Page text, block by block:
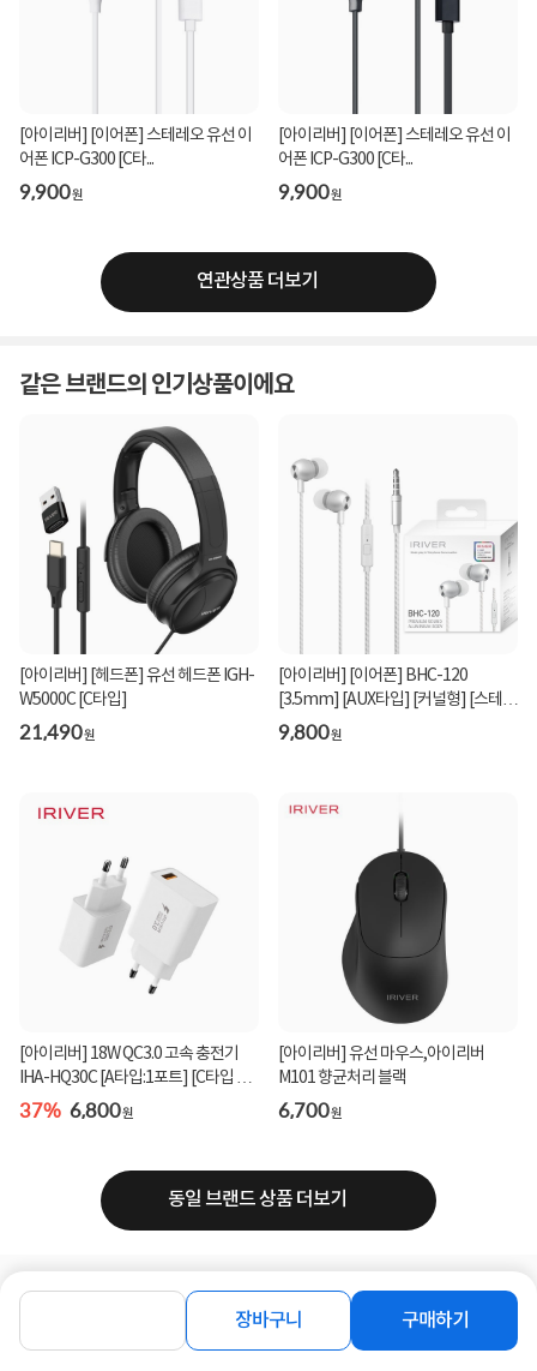
장바구니 구매하기
[아이리버] [이어폰] 스테레오 유선 이
어폰 ICP-G300 [C타...
9,900원
[아이리버] [이어폰] 스테레오 유선 이
어폰 ICP-G300 [C타...
9,900원
연관상품 더보기
같은 브랜드의 인기상품이에요
[아이리버] [헤드폰] 유선 헤드폰 IGH-
W5000C [C타입]
21,490원
[아이리버] [이어폰] BHC-120
[3.5mm] [AUX타입] [커널형] [스테레
오] [화이트]
9,800원
[아이리버] 18W QC3.0 고속 충전기
IHA-HQ30C [A타입:1포트] [C타입 케
이블포함]
37% 6,800원
[아이리버] 유선 마우스,아이리버
M101 향균처리 블랙
6,700원
동일 브랜드 상품 더보기
로그인 공지사항오시는길회사소개 PC버전
1588-8377 컴퓨존 APP